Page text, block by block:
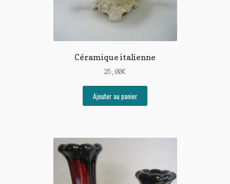
Céramique italienne
25,00€
Ajouter au panier